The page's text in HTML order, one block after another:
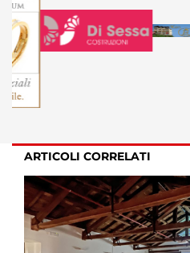
ARTICOLI CORRELATI